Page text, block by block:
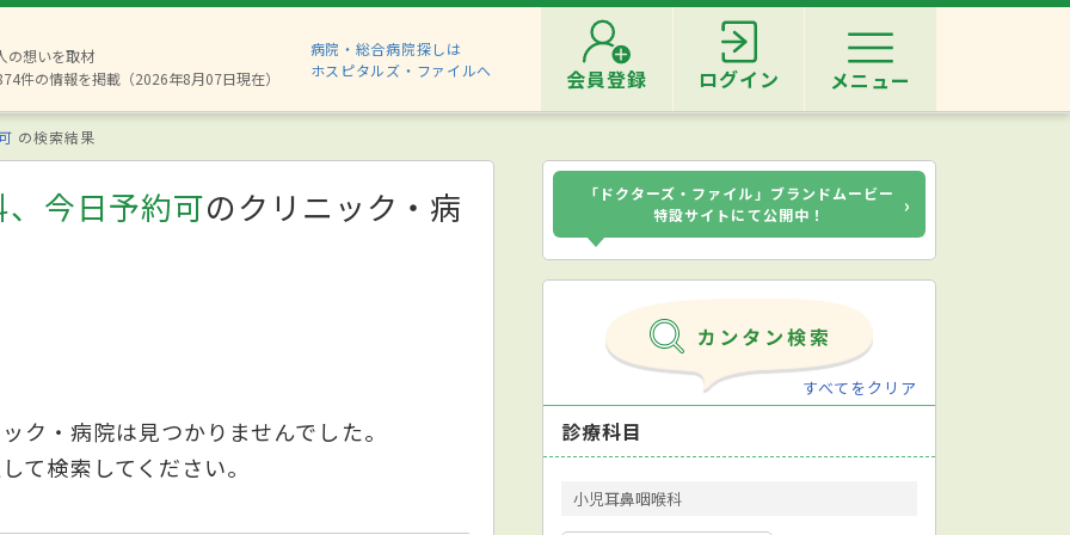
の想いを取材
件の情報を掲載（2026年8月07日現在）
病院・総合病院探しは
ホスピタルズ・ファイルへ
会員登録 ログイン メニュー
の検索結果
今日予約可のクリニック・病
ク・病院は見つかりませんでした。
て検索してください。
「ドクターズ・ファイル」ブランドムービー
特設サイトにて公開中！
›
すべてをクリア
診療科目
小児耳鼻咽喉科